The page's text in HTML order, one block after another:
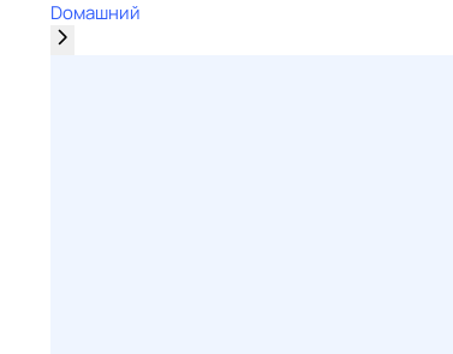
Dомашний